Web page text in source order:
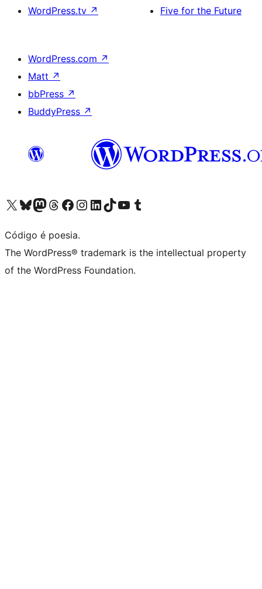
WordPress.tv ↗
Five for the Future
WordPress.com ↗
Matt ↗
bbPress ↗
BuddyPress ↗
Visite a nossa conta X (antigo Twitter)
Visit our Bluesky account
Visit our Mastodon account
Visit our Threads account
Visite a nossa página do Facebook
Visite a nossa conta no Instagram
Visite a nossa conta no LinkedIn
Visit our TikTok account
Visit our YouTube channel
Visit our Tumblr account
Código é poesia.
The WordPress® trademark is the intellectual property
of the WordPress Foundation.